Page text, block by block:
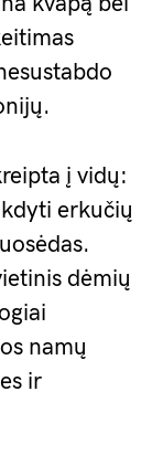
į vidų:
erkučių
dėmių
namų
ir